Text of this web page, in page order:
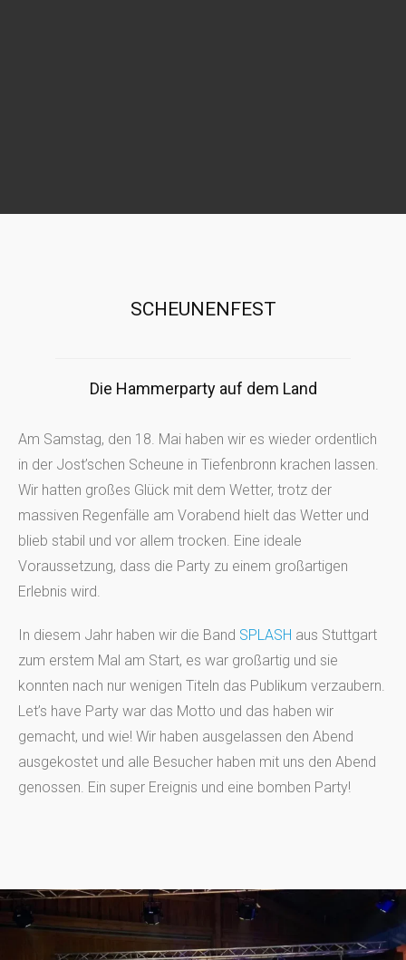
SCHEUNENFEST
Die Hammerparty auf dem Land
Am Samstag, den 18. Mai haben wir es wieder ordentlich
in der Jost’schen Scheune in Tiefenbronn krachen lassen.
Wir hatten großes Glück mit dem Wetter, trotz der
massiven Regenfälle am Vorabend hielt das Wetter und
blieb stabil und vor allem trocken. Eine ideale
Voraussetzung, dass die Party zu einem großartigen
Erlebnis wird.
In diesem Jahr haben wir die Band SPLASH aus Stuttgart
zum erstem Mal am Start, es war großartig und sie
konnten nach nur wenigen Titeln das Publikum verzaubern.
Let’s have Party war das Motto und das haben wir
gemacht, und wie! Wir haben ausgelassen den Abend
ausgekostet und alle Besucher haben mit uns den Abend
genossen. Ein super Ereignis und eine bomben Party!